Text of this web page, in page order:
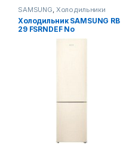
SAMSUNG, Холодильники
Холодильник SAMSUNG RB
29 FSRNDEF No
Display/beige